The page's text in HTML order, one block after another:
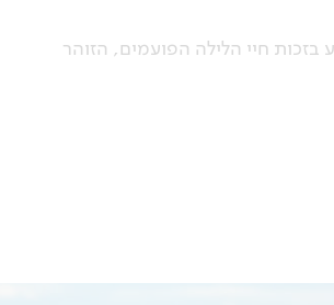
בזכות חיי הלילה הפועמים, הזוהר